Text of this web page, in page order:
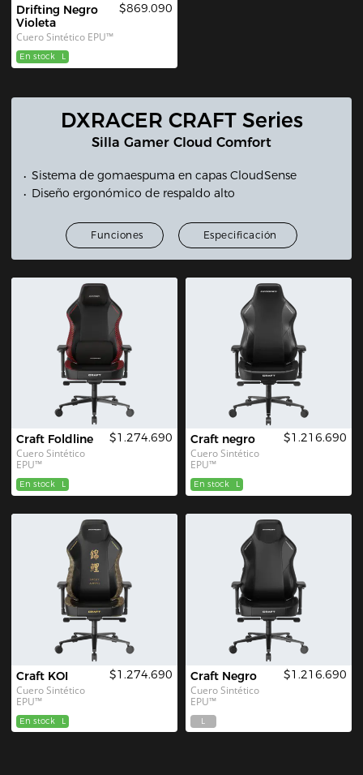
Drifting Negro
Violeta
Cuero Sintético EPU™
$869.090
En stock L
DXRACER CRAFT Series
Silla Gamer Cloud Comfort
Sistema de gomaespuma en capas CloudSense
Diseño ergonómico de respaldo alto
Funciones Especificación
Craft Foldline
Cuero Sintético
EPU™
$1.274.690
En stock L
Craft negro
Cuero Sintético
EPU™
$1.216.690
En stock L
Craft KOI
Cuero Sintético
EPU™
$1.274.690
En stock L
Craft Negro
Cuero Sintético
EPU™
$1.216.690
L